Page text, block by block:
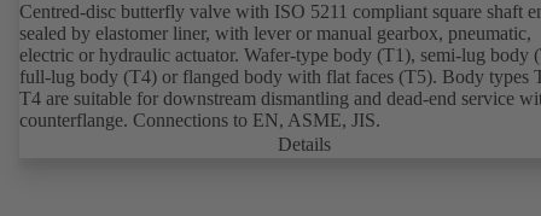
Centred-disc butterfly valve with ISO 5211 compliant square shaft
sealed by elastomer liner, with lever or manual gearbox, pneumatic,
electric or hydraulic actuator. Wafer-type body (T1), semi-lug body
full-lug body (T4) or flanged body with flat faces (T5). Body types
T4 are suitable for downstream dismantling and dead-end service
counterflange. Connections to EN, ASME, JIS.
Details